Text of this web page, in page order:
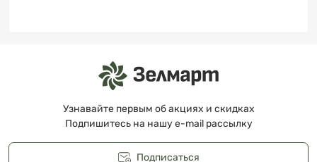
Узнавайте первым об акциях и скидках
Подпишитесь на нашу e-mail рассылку
Подписаться